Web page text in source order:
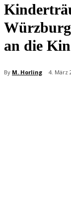
Würzburg
an die
By M. Horling 4. März